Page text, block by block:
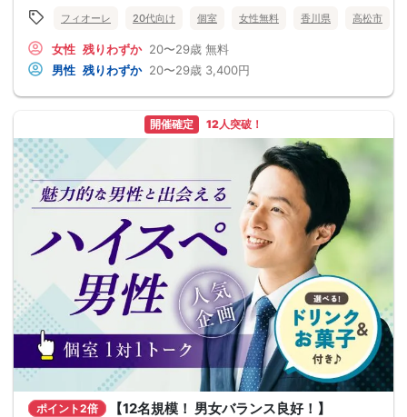
フィオーレ 20代向け 個室 女性無料 香川県 高松市
女性 残りわずか 20〜29歳 無料
男性 残りわずか 20〜29歳 3,400円
開催確定 12人突破！
ポイント2倍
【12名規模！ 男女バランス良好！】